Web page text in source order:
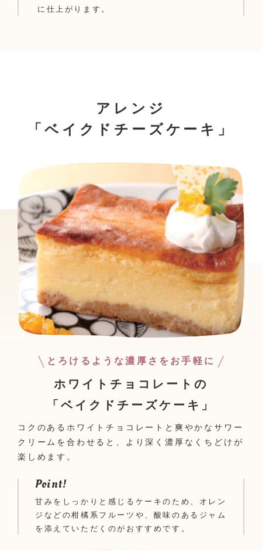
に仕上がります。
アレンジ
「ベイクドチーズケーキ」
とろけるような濃厚さをお手軽に
ホワイトチョコレートの
「ベイクドチーズケーキ」
コクのあるホワイトチョコレートと爽やかなサワー
クリームを合わせると、より深く濃厚なくちどけが
楽しめます。
Point!
甘みをしっかりと感じるケーキのため、オレン
ジなどの柑橘系フルーツや、酸味のあるジャム
を添えていただくのがおすすめです。